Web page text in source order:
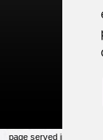
page served in 0.023s